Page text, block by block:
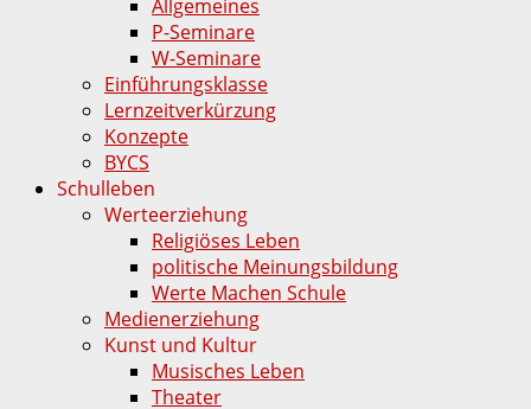
Allgemeines
P-Seminare
W-Seminare
Einführungsklasse
Lernzeitverkürzung
Konzepte
BYCS
Schulleben
Werteerziehung
Religiöses Leben
politische Meinungsbildung
Werte Machen Schule
Medienerziehung
Kunst und Kultur
Musisches Leben
Theater